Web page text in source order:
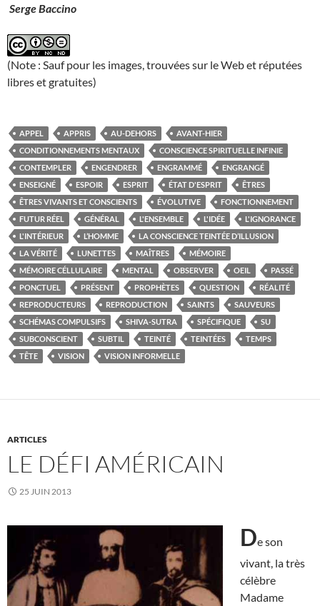
Serge Baccino
(Note : Sauf pour les images, trouvées sur le Web et réputées
libres et gratuites)
APPEL APPRIS AU-DEHORS
AVANT-HIER
CONDITIONNEMENTS MENTAUX
CONSCIENCE SPIRITUELLE INFINIE
CONTEMPLER
ENGENDRER ENGRAMMÉ
ENGRANGÉ
ENSEIGNÉ
ESPOIR ESPRIT ÉTAT D'ESPRIT
ÊTRES
ÊTRES VIVANTS ET CONSCIENTS
ÉVOLUTIVE
FONCTIONNEMENT
FUTUR RÉEL
GÉNÉRAL L'ENSEMBLE L'IDÉE
L'IGNORANCE
L'INTÉRIEUR
L’HOMME
LA CONSCIENCE TEINTÉE D’ILLUSION
LA VÉRITÉ
LUNETTES MAÎTRES
MÉMOIRE
MÉMOIRE CÉLLULAIRE
MENTAL OBSERVER OEIL
PASSÉ
PONCTUEL
PRÉSENT PROPHÈTES QUESTION
RÉALITÉ
REPRODUCTEURS
REPRODUCTION SAINTS
SAUVEURS
SCHÉMAS COMPULSIFS
SHIVA-SUTRA SPÉCIFIQUE
SU
SUBCONSCIENT
SUBTIL TEINTÉ TEINTÉES
TEMPS
TÊTE
VISION VISION INFORMELLE
ARTICLES
LE DÉFI AMÉRICAIN
25 JUIN 2013
De son
vivant, la très
célèbre
Madame